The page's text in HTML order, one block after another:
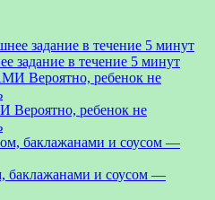
задание в течение 5 минут
ребенок не
баклажанами и соусом —